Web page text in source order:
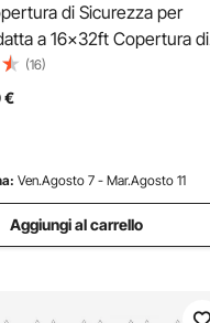
di Sicurezza per
a 16x32ft Copertura di
Rettangolare
Sicurezza per Piscina
Copertura di
(16)
€
Ven.Agosto 7 - Mar.Agosto 11
Aggiungi al carrello